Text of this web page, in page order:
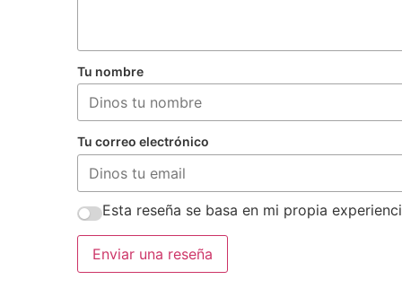
Tu nombre
Tu correo electrónico
Esta reseña se basa en mi propia
Enviar una reseña